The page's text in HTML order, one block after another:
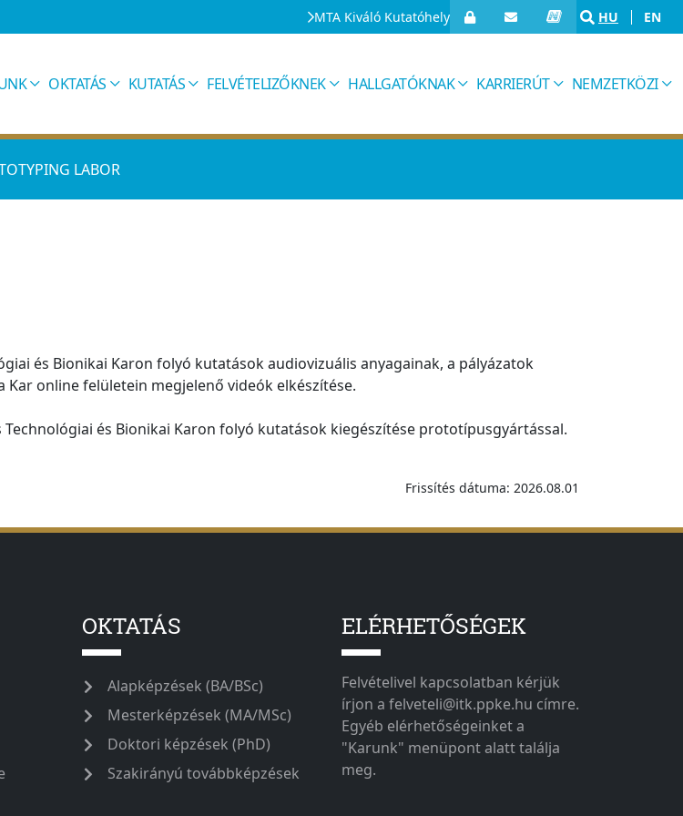
MTA Kiváló Kutatóhely HU EN
OKTATÁS KUTATÁS FELVÉTELIZŐKNEK HALLGATÓKNAK KARRIERÚT NEMZETKÖZI
LABOR
és Bionikai Karon folyó kutatások audiovizuális anyagainak, a pályázatok
online felületein megjelenő videók elkészítése.
és Bionikai Karon folyó kutatások kiegészítése prototípusgyártással.
Frissítés dátuma: 2026.08.01
OKTATÁS
Alapképzések (BA/BSc)
Mesterképzések (MA/MSc)
Doktori képzések (PhD)
Szakirányú továbbképzések
ELÉRHETŐSÉGEK
Felvételivel kapcsolatban kérjük
írjon a felveteli@itk.ppke.hu címre.
Egyéb elérhetőségeinket a
"Karunk" menüpont alatt találja
meg.